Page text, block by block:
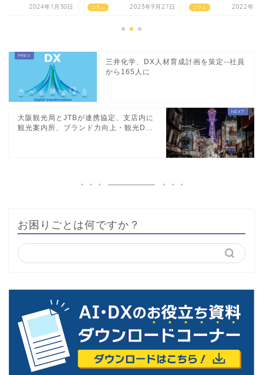
2024年1月30日 コラム 2023年9月27日 コラム 2022年10
三井化学、DX人材育成計画を策定--社員
から165人に
大阪観光局とJTBが連携協定、支店内に
観光案内所、ブランド力向上・観光D...
お困りごとは何ですか？